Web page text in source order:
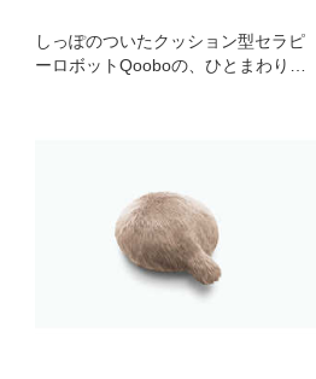
しっぽのついたクッション型セラピ
ーロボットQooboの、ひとまわり小